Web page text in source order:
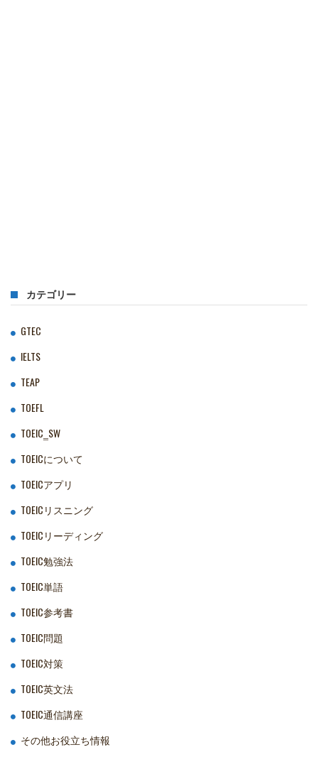
カテゴリー
GTEC
IELTS
TEAP
TOEFL
TOEIC‗SW
TOEICについて
TOEICアプリ
TOEICリスニング
TOEICリーディング
TOEIC勉強法
TOEIC単語
TOEIC参考書
TOEIC問題
TOEIC対策
TOEIC英文法
TOEIC通信講座
その他お役立ち情報